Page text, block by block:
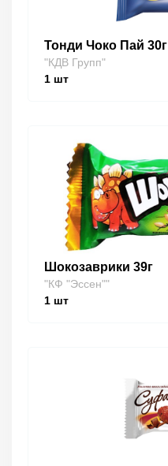
Тонди Чоко Пай 30г
"КДВ Групп"
1 шт
Шокозаврики 39г
"КФ "Эссен""
1 шт